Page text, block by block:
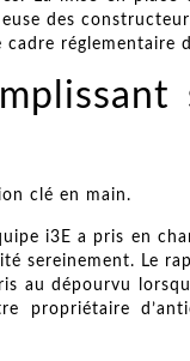
des
réglementaire
clé en main.
i3E a pris en
sereinement. Le
au dépourvu
propriétaire